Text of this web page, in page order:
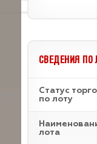
СВЕДЕНИЯ ПО
Статус
по лоту
лота